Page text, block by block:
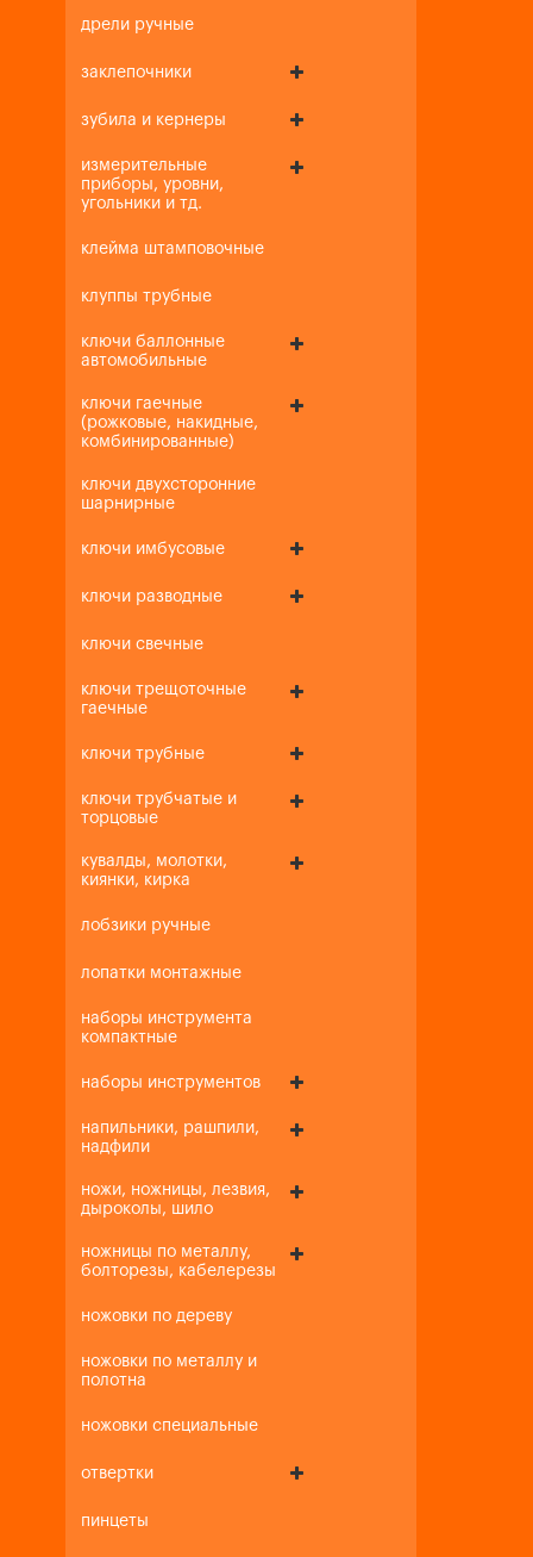
дрели ручные
заклепочники
зубила и кернеры
измерительные
приборы, уровни,
угольники и тд.
клейма штамповочные
клуппы трубные
ключи баллонные
автомобильные
ключи гаечные
(рожковые, накидные,
комбинированные)
ключи двухсторонние
шарнирные
ключи имбусовые
ключи разводные
ключи свечные
ключи трещоточные
гаечные
ключи трубные
ключи трубчатые и
торцовые
кувалды, молотки,
киянки, кирка
лобзики ручные
лопатки монтажные
наборы инструмента
компактные
наборы инструментов
напильники, рашпили,
надфили
ножи, ножницы, лезвия,
дыроколы, шило
ножницы по металлу,
болторезы, кабелерезы
ножовки по дереву
ножовки по металлу и
полотна
ножовки специальные
отвертки
пинцеты